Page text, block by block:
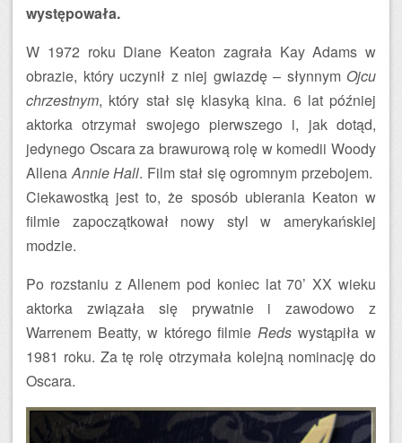
występowała.
W 1972 roku Diane Keaton zagrała Kay Adams w
obrazie, który uczynił z niej gwiazdę – słynnym Ojcu
chrzestnym, który stał się klasyką kina. 6 lat później
aktorka otrzymał swojego pierwszego i, jak dotąd,
jedynego Oscara za brawurową rolę w komedii Woody
AllenaAnnie Hall. Film stał się ogromnym przebojem.
Ciekawostką jest to, że sposób ubierania Keaton w
filmie zapoczątkował nowy styl w amerykańskiej
modzie.
Po rozstaniu z Allenem pod koniec lat 70’ XX wieku
aktorka związała się prywatnie i zawodowo z
Warrenem Beatty, w którego filmieReds wystąpiła w
1981 roku. Za tę rolę otrzymała kolejną nominację do
Oscara.